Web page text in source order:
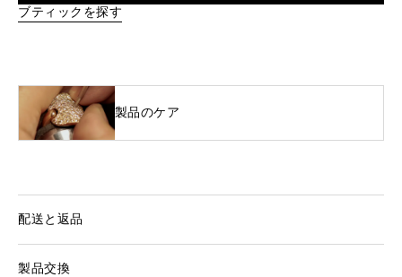
ブティックを探す
製品のケア
配送と返品
製品交換